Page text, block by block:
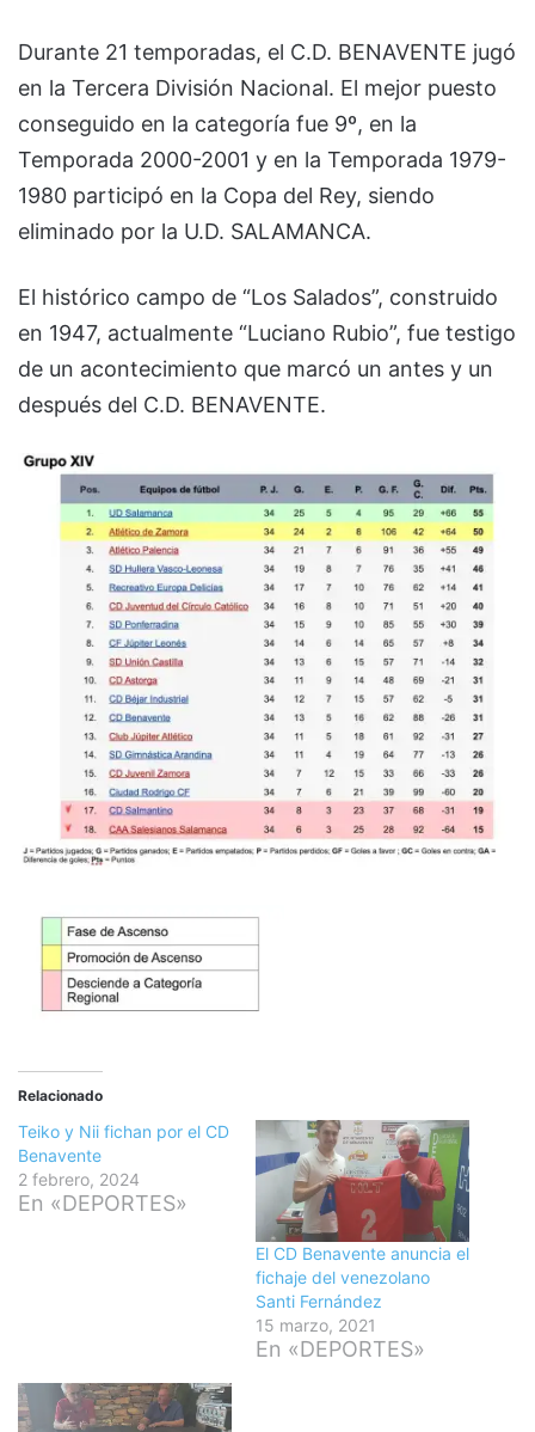
Durante 21 temporadas, el C.D. BENAVENTE jugó
en la Tercera División Nacional. El mejor puesto
conseguido en la categoría fue 9º, en la
Temporada 2000-2001 y en la Temporada 1979-
1980 participó en la Copa del Rey, siendo
eliminado por la U.D. SALAMANCA.
El histórico campo de “Los Salados”, construido
en 1947, actualmente “Luciano Rubio”, fue testigo
de un acontecimiento que marcó un antes y un
después del C.D. BENAVENTE.
Relacionado
Teiko y Nii fichan por el CD
Benavente
2 febrero, 2024
En «DEPORTES»
El CD Benavente anuncia el
fichaje del venezolano
Santi Fernández
15 marzo, 2021
En «DEPORTES»